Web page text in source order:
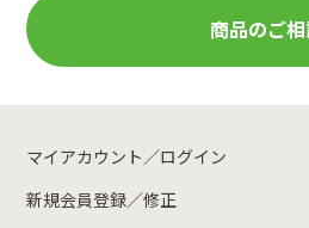
商品のご
マイアカウント／ログイン
新規会員登録／修正